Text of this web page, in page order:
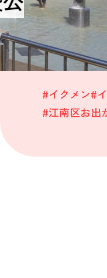
#イクメン#
#江南区お出